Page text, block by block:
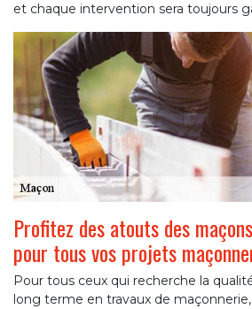
et chaque intervention sera toujours
Profitez des atouts des
pour tous vos projets
Pour tous ceux qui recherche la
long terme en travaux de